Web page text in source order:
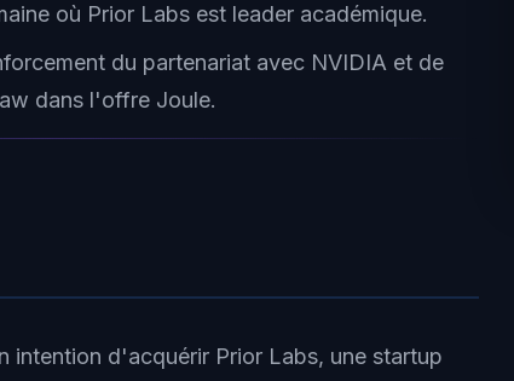
où Prior Labs est leader académique.
du partenariat avec NVIDIA et de
dans l'offre Joule.
intention d'acquérir Prior Labs, une startup